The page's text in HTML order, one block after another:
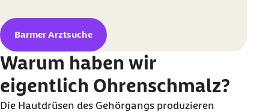
Barmer Arztsuche
Warum haben wir
eigentlich Ohrenschmalz?
Die Hautdrüsen des Gehörgangs produzieren